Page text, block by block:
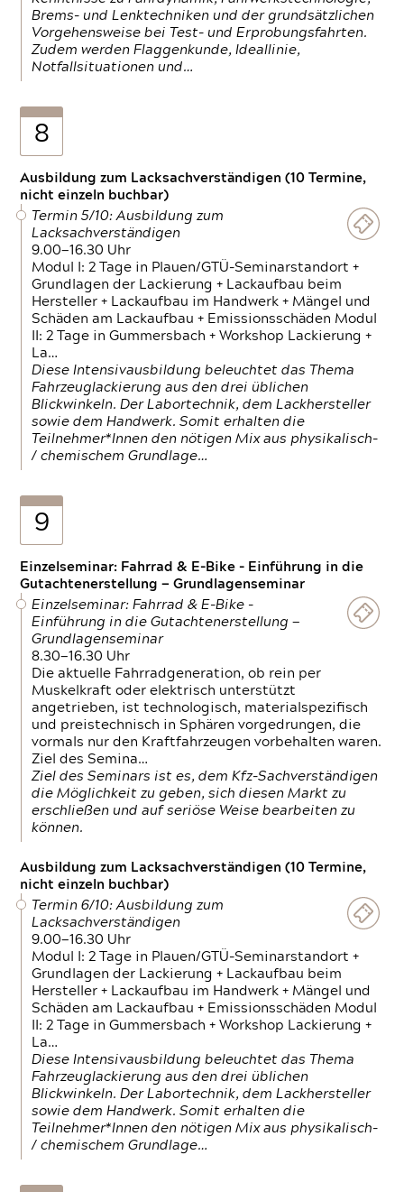
Brems- und Lenktechniken und der grundsätzlichen
Vorgehensweise bei Test- und Erprobungsfahrten.
Zudem werden Flaggenkunde, Ideallinie,
Notfallsituationen und…
8
Ausbildung zum Lacksachverständigen (10 Termine,
nicht einzeln buchbar)
Termin 5/10: Ausbildung zum
Lacksachverständigen
9.00—16.30 Uhr
Modul I: 2 Tage in Plauen/GTÜ-Seminarstandort +
Grundlagen der Lackierung + Lackaufbau beim
Hersteller + Lackaufbau im Handwerk + Mängel und
Schäden am Lackaufbau + Emissionsschäden Modul
II: 2 Tage in Gummersbach + Workshop Lackierung +
La…
Diese Intensivausbildung beleuchtet das Thema
Fahrzeuglackierung aus den drei üblichen
Blickwinkeln. Der Labortechnik, dem Lackhersteller
sowie dem Handwerk. Somit erhalten die
Teilnehmer*Innen den nötigen Mix aus physikalisch-
/ chemischem Grundlage…
9
Einzelseminar: Fahrrad & E-Bike - Einführung in die
Gutachtenerstellung — Grundlagenseminar
Einzelseminar: Fahrrad & E-Bike -
Einführung in die Gutachtenerstellung —
Grundlagenseminar
8.30—16.30 Uhr
Die aktuelle Fahrradgeneration, ob rein per
Muskelkraft oder elektrisch unterstützt
angetrieben, ist technologisch, materialspezifisch
und preistechnisch in Sphären vorgedrungen, die
vormals nur den Kraftfahrzeugen vorbehalten waren.
Ziel des Semina…
Ziel des Seminars ist es, dem Kfz-Sachverständigen
die Möglichkeit zu geben, sich diesen Markt zu
erschließen und auf seriöse Weise bearbeiten zu
können.
Ausbildung zum Lacksachverständigen (10 Termine,
nicht einzeln buchbar)
Termin 6/10: Ausbildung zum
Lacksachverständigen
9.00—16.30 Uhr
Modul I: 2 Tage in Plauen/GTÜ-Seminarstandort +
Grundlagen der Lackierung + Lackaufbau beim
Hersteller + Lackaufbau im Handwerk + Mängel und
Schäden am Lackaufbau + Emissionsschäden Modul
II: 2 Tage in Gummersbach + Workshop Lackierung +
La…
Diese Intensivausbildung beleuchtet das Thema
Fahrzeuglackierung aus den drei üblichen
Blickwinkeln. Der Labortechnik, dem Lackhersteller
sowie dem Handwerk. Somit erhalten die
Teilnehmer*Innen den nötigen Mix aus physikalisch-
/ chemischem Grundlage…